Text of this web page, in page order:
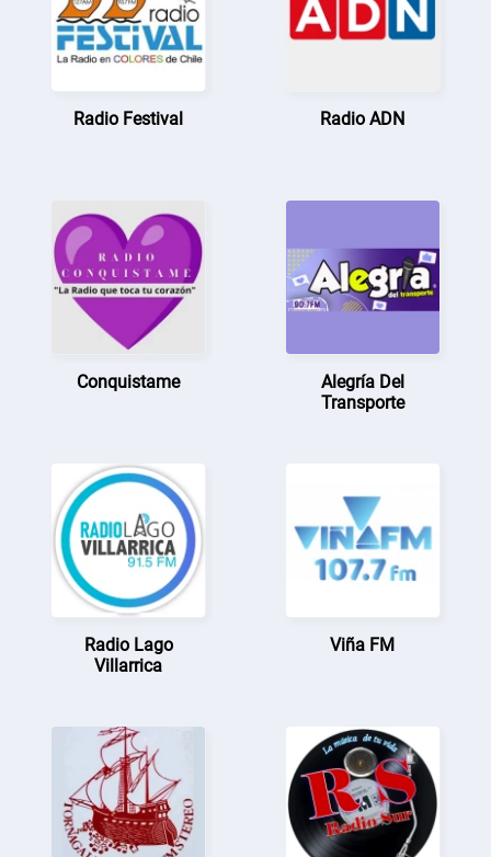
Radio Festival Radio ADN
Conquistame
Alegría Del
Transporte
Radio Lago
Villarrica
Viña FM